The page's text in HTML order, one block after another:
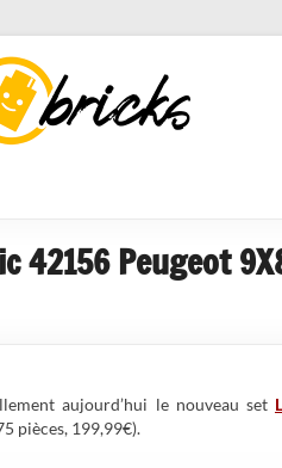
42156 Peugeot
aujourd’hui le nouveau set
pièces, 199,99€).